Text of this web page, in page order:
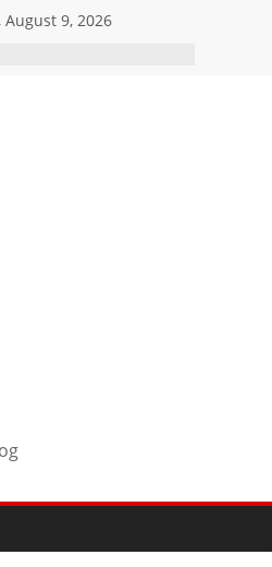
August 9, 2026